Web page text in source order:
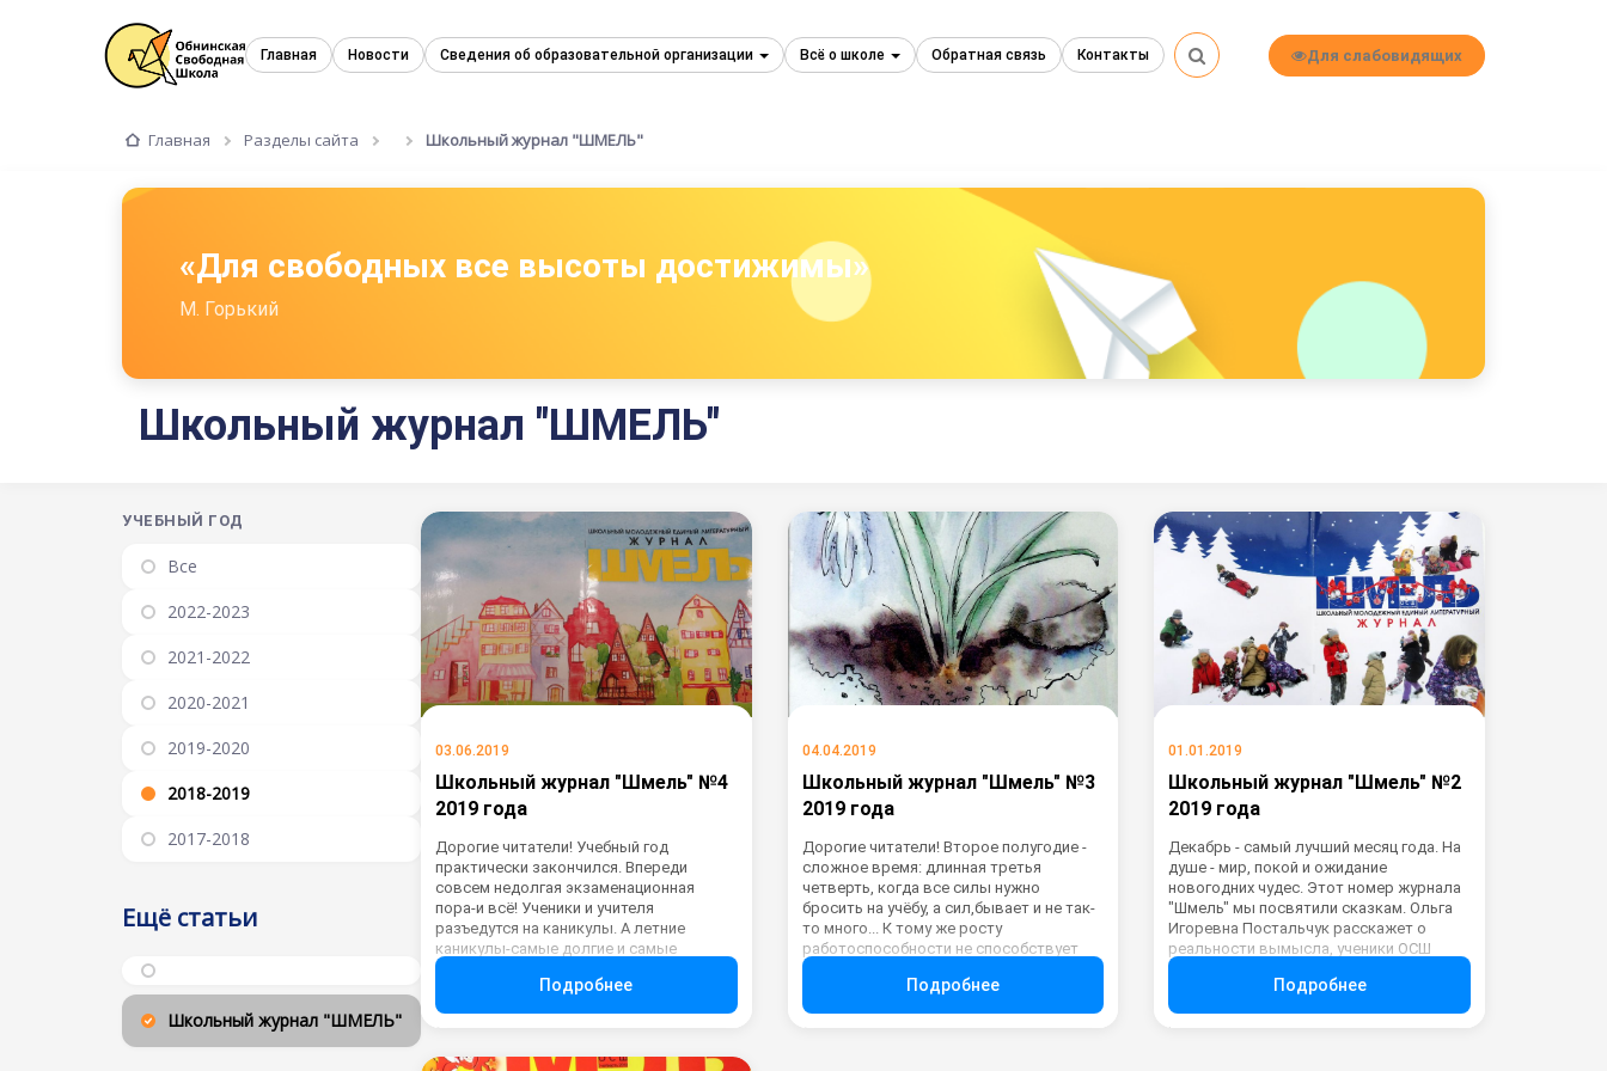
Главная Новости Сведения об образовательной организации Всё о школе Обратная связь Контакты Для слабовидящих
Главная Разделы сайта Школьный журнал "ШМЕЛЬ"
«Для свободных все высоты достижимы»
М. Горький
Школьный журнал "ШМЕЛЬ"
УЧЕБНЫЙ ГОД
Все
2022-2023
2021-2022
2020-2021
2019-2020
2018-2019
2017-2018
Ещё статьи
Школьный журнал "ШМЕЛЬ"
03.06.2019
Школьный журнал "Шмель" №4
2019 года
Дорогие читатели! Учебный год
практически закончился. Впереди
совсем недолгая экзаменационная
пора-и всё! Ученики и учителя
разъедутся на каникулы. А летние
каникулы-самые долгие и самые
весёлые. Сколько дел можно сделать
за лето! Кто-то отправится
путешествовать, другие приступят к
Подробнее
04.04.2019
Школьный журнал "Шмель" №3
2019 года
Дорогие читатели! Второе полугодие -
сложное время: длинная третья
четверть, когда все силы нужно
бросить на учёбу, а сил,бывает и не так-
то много... К тому же росту
работоспособности не способствует
слякотная погода, простуды и прочие
прелести нашего климата. НО,
оказывается, наши ученики не только
Подробнее
01.01.2019
Школьный журнал "Шмель" №2
2019 года
Декабрь - самый лучший месяц года. На
душе - мир, покой и ожидание
новогодних чудес. Этот номер журнала
"Шмель" мы посвятили сказкам. Ольга
Игоревна Постальчук расскажет о
реальности вымысла, ученики ОСШ
представят свои литературные
сказочные работы. И, конечно, всем
понравятся комиксы Александры
Черноног. И если кто-то решится
Подробнее